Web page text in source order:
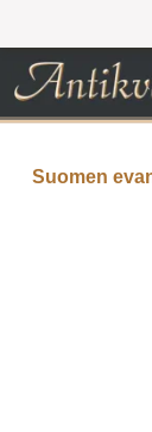
Suomen